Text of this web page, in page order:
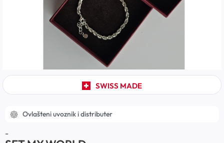
SWISS MADE
Ovlašteni uvoznik i distributer
-